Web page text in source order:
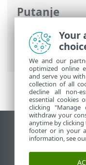
Putanje
ESET-ova
Antivirus
>
Zaštite> Zaštita
Prikaži
End of Life
ESET-ova baza
Your
We and our
optimized online
and serve you
collection of all
decline all non-
essential cookies
clicking
withdraw your
anytime by
footer or in your
information, see